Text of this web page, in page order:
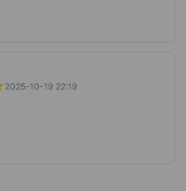
2025-10-19 22:19